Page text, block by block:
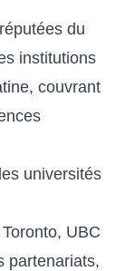
du
institutions
couvrant
universités
UBC
partenariats,